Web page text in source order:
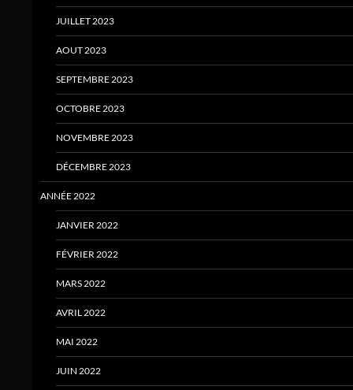
JUILLET 2023
AOUT 2023
SEPTEMBRE 2023
OCTOBRE 2023
NOVEMBRE 2023
DÉCEMBRE 2023
ANNÉE 2022
JANVIER 2022
FÉVRIER 2022
MARS 2022
AVRIL 2022
MAI 2022
JUIN 2022